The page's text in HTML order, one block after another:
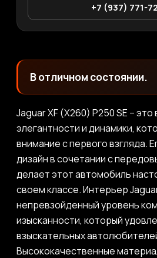
+7 (937) 771-
В отличном состоянии.
Jaguar XF (X260) P250 SE –
элегантности и динамики,
внимание с первого взгляда.
дизайн в сочетании с
делает этот автомобиль
своем классе. Интерьер
непревзойденный уровень
изысканности, который
взыскательных
Высококачественные